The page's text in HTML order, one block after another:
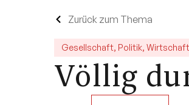
Zurück zum Thema
Gesellschaft, Politik, Wirtschaft
Völlig